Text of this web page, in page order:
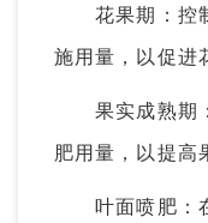
花果期：控制
施用量，以促进
果实成熟期：
肥用量，以提高
叶面喷肥：在